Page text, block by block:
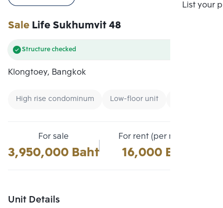
List your
SaleLife Sukhumvit 48
Structure checked
Klongtoey, Bangkok
High rise condominum Low-floor unit
For sale
3,950,000 Baht
For rent (per month)
16,000 Baht
Unit Details